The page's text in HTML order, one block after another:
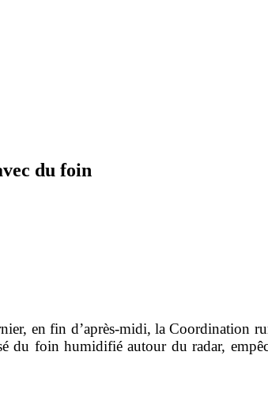
du foin
en fin d’après-midi, la Coordination
du foin humidifié autour du radar,